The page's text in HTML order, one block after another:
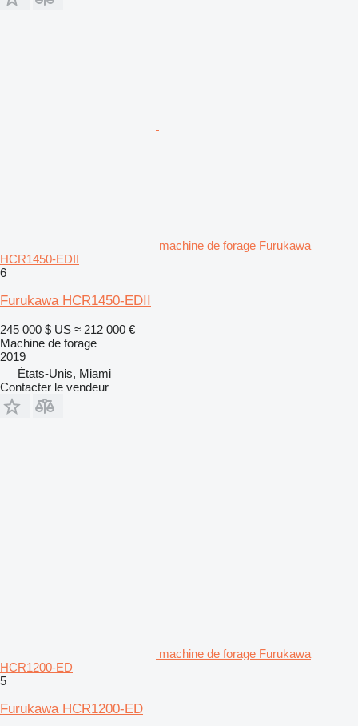
machine de forage Furukawa
HCR1450-EDII
6
Furukawa HCR1450-EDII
245 000 $ US ≈ 212 000 €
Machine de forage
2019
États-Unis, Miami
Contacter le vendeur
machine de forage Furukawa
HCR1200-ED
5
Furukawa HCR1200-ED